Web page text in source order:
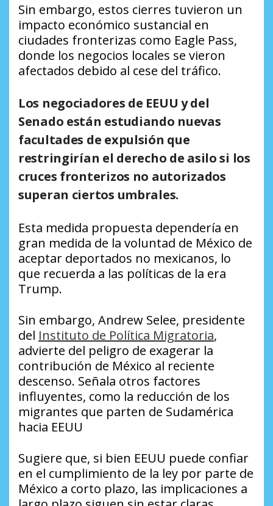
Sin embargo, estos cierres tuvieron un
impacto económico sustancial en
ciudades fronterizas como Eagle Pass,
donde los negocios locales se vieron
afectados debido al cese del tráfico.
Los negociadores de EEUU y del
Senado están estudiando nuevas
facultades de expulsión que
restringirían el derecho de asilo si los
cruces fronterizos no autorizados
superan ciertos umbrales.
Esta medida propuesta dependería en
gran medida de la voluntad de México de
aceptar deportados no mexicanos, lo
que recuerda a las políticas de la era
Trump.
Sin embargo, Andrew Selee, presidente
del Instituto de Política Migratoria,
advierte del peligro de exagerar la
contribución de México al reciente
descenso. Señala otros factores
influyentes, como la reducción de los
migrantes que parten de Sudamérica
hacia EEUU
Sugiere que, si bien EEUU puede confiar
en el cumplimiento de la ley por parte de
México a corto plazo, las implicaciones a